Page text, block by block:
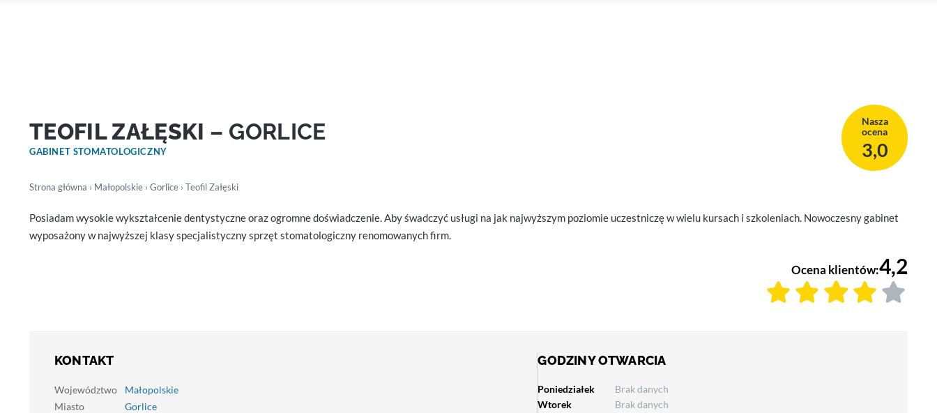
TEOFIL ZAŁĘSKI – GORLICE
GABINET STOMATOLOGICZNY
Nasza
ocena
3,0
Strona główna › Małopolskie › Gorlice › Teofil Załęski
Posiadam wysokie wykształcenie dentystyczne oraz ogromne doświadczenie. Aby śwadczyć usługi na jak najwyższym poziomie uczestniczę w wielu kursach i szkoleniach. Nowoczesny gabinet
wyposażony w najwyższej klasy specjalistyczny sprzęt stomatologiczny renomowanych firm.
Ocena klientów:4,2
KONTAKT
Województwo
Małopolskie
Miasto
Gorlice
GODZINY OTWARCIA
Poniedziałek
Brak danych
Wtorek
Brak danych